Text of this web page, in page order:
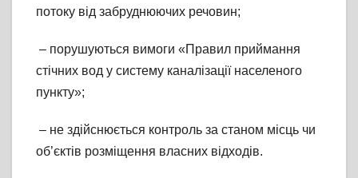
потоку від забруднюючих речовин;
– порушуються вимоги «Правил приймання
стічних вод у систему каналізації населеного
пункту»;
– не здійснюється контроль за станом місць чи
об’єктів розміщення власних відходів.